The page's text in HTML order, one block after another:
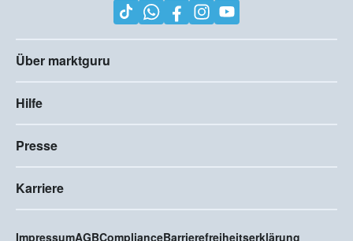
Über marktguru
Hilfe
Presse
Karriere
ImpressumAGBComplianceBarrierefreiheitserklärung